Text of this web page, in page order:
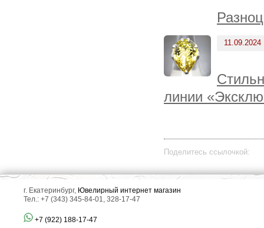
11.09.2024
линии
Поделитесь ссылочкой:
г. Екатеринбург, Ювелирный интернет магазин
Тел.: +7 (343) 345-84-01, 328-17-47
+7 (922) 188-17-47